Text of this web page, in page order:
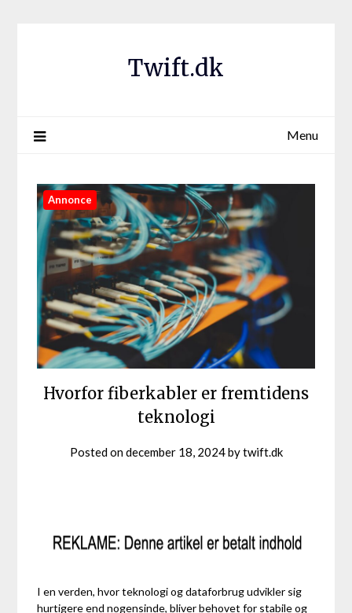
Twift.dk
Menu
Annonce
Hvorfor fiberkabler er fremtidens
teknologi
Posted ondecember 18, 2024bytwift.dk
I en verden, hvor teknologi og dataforbrug udvikler sig
hurtigere end nogensinde, bliver behovet for stabile og